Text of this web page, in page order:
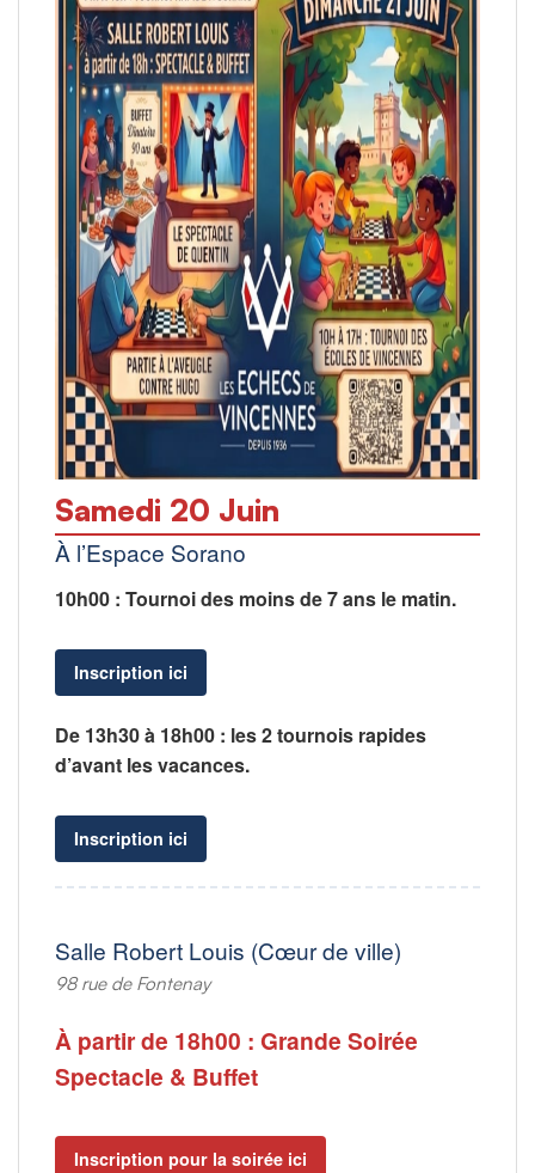
Samedi 20 Juin
À l’Espace Sorano
10h00 : Tournoi des moins de 7 ans le matin.
Inscription ici
De 13h30 à 18h00 : les 2 tournois rapides
d’avant les vacances.
Inscription ici
Salle Robert Louis (Cœur de ville)
98 rue de Fontenay
À partir de 18h00 : Grande Soirée
Spectacle & Buffet
Inscription pour la soirée ici